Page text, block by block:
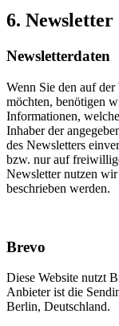
6. Newsletter
Newsletter­daten
Wenn Sie den auf der
möchten, benötigen
Informationen,
Inhaber der
des Newsletters
bzw. nur auf
Newsletter nutzen
beschrieben werden.
Brevo
Diese Website nutzt
Anbieter ist die
Berlin, Deutschland.